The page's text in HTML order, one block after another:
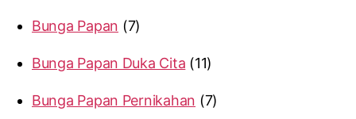
Bunga Papan 7
Bunga Papan Duka Cita 11
Bunga Papan Pernikahan 7